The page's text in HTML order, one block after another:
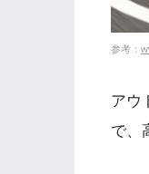
参考：
アウ
で、